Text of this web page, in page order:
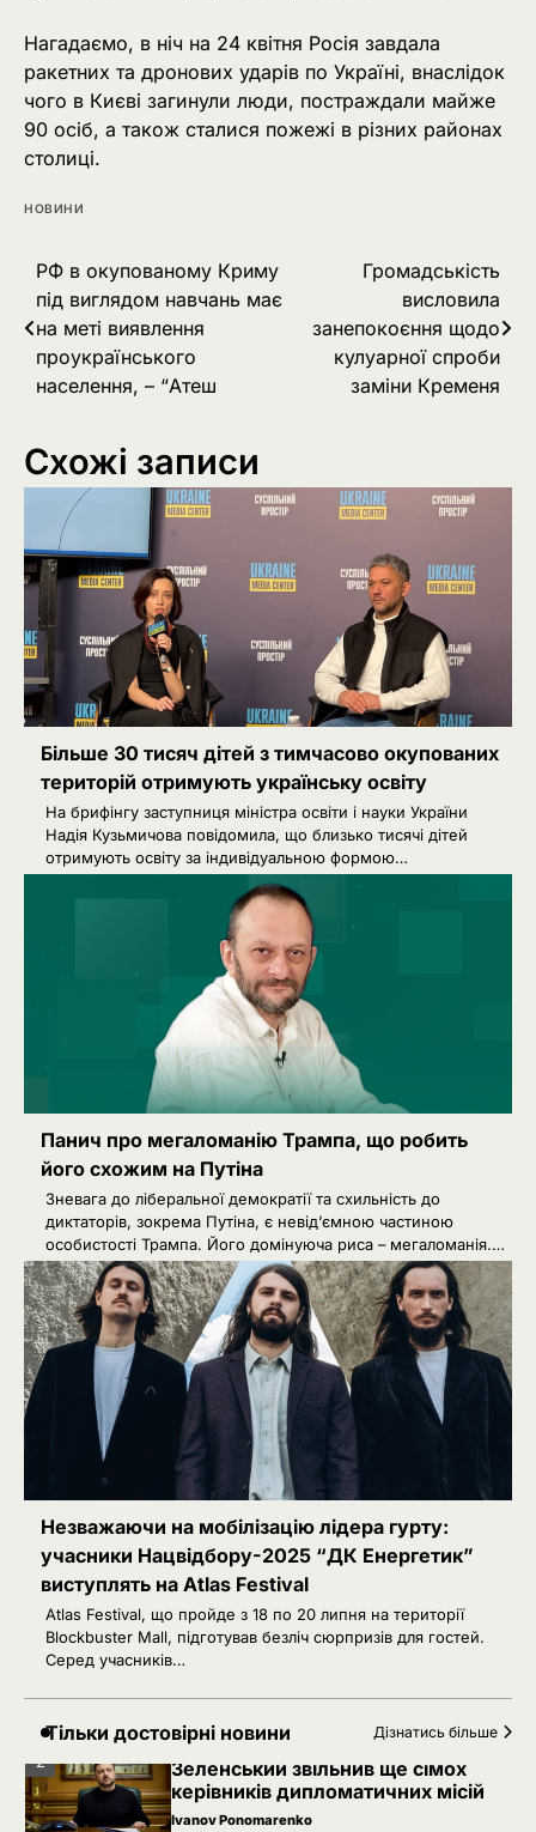
Нагадаємо, в ніч на 24 квітня Росія завдала
ракетних та дронових ударів по Україні, внаслідок
чого в Києві загинули люди, постраждали майже
90 осіб, а також сталися пожежі в різних районах
столиці.
НОВИНИ
Навігація
записів
РФ в окупованому Криму
під виглядом навчань має
на меті виявлення
проукраїнського
населення, – “Атеш
Громадськість
висловила
занепокоєння щодо
кулуарної спроби
заміни Кременя
Схожі записи
Більше 30 тисяч дітей з тимчасово окупованих
територій отримують українську освіту
На брифінгу заступниця міністра освіти і науки України
Надія Кузьмичова повідомила, що близько тисячі дітей
отримують освіту за індивідуальною формою…
Панич про мегаломанію Трампа, що робить
його схожим на Путіна
Зневага до ліберальної демократії та схильність до
диктаторів, зокрема Путіна, є невід’ємною частиною
особистості Трампа. Його домінуюча риса – мегаломанія.…
Незважаючи на мобілізацію лідера гурту:
учасники Нацвідбору-2025 “ДК Енергетик”
виступлять на Atlas Festival
Atlas Festival, що пройде з 18 по 20 липня на території
Blockbuster Mall, підготував безліч сюрпризів для гостей.
Серед учасників…
Тільки достовірні новини Дізнатись більше
Зеленський звільнив ще сімох
керівників дипломатичних місій
Ivanov Ponomarenko
3
Затримання українця на кордоні
Польщі: МЗС України вимагає
консульського доступу
Ivanov Ponomarenko
Російський удар знищив книжкові
склади у Харкові: мільйони
видань охопив вогонь
Ivanov Ponomarenko
Зеленський заявив про можливу
допомогу ОАЕ в Чорному морі
Ivanov Ponomarenko
Іран заявив про скасований удар
2
Зеленський звільнив ще сімох
керівників дипломатичних місій
Ivanov Ponomarenko